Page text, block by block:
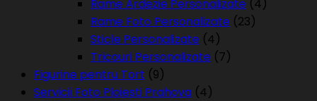
Rame Ardezie Personalizate (4)
Rame Foto Personalizate (23)
Sticle Personalizate (4)
Tricouri Personalizate (7)
Figurine pentru Tort (9)
Servicii Foto Ploiesti Prahova (4)